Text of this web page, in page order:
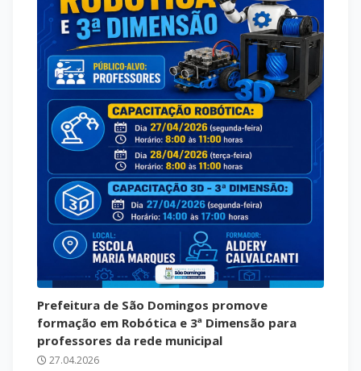
Prefeitura de São Domingos promove
formação em Robótica e 3ª Dimensão para
professores da rede municipal
27.04.2026